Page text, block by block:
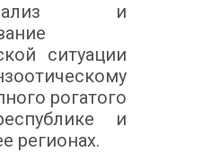
и
ситуации
рогатого
и
регионах.